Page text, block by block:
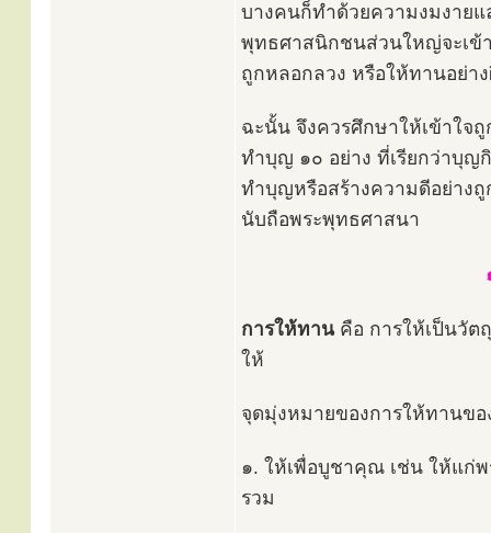
บางคนก็ทำด้วยความงมงาย
พุทธศาสนิกชนส่วนใหญ่จะเข้
ถูกหลอกลวง หรือให้ทานอย่า
ฉะนั้น จึงควรศึกษาให้เข้าใจ
ทำบุญ ๑๐ อย่าง ที่เรียกว่าบุญ
ทำบุญหรือสร้างความดีอย่างถู
นับถือพระพุทธศาสนา
การให้ทานคือ การให้เป็นวัต
ให้
จุดมุ่งหมายของการให้ทานขอ
๑. ให้เพื่อบูชาคุณ เช่น ให้แก่
รวม